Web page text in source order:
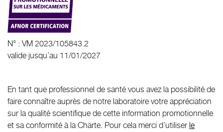
N° : VM 2023/105843.2
valide jusqu’au 11/01/2027
En tant que professionnel de santé vous avez la possibilité de
faire connaître auprès de notre laboratoire votre appréciation
sur la qualité scientifique de cette information promotionnelle
et sa conformité à la Charte. Pour cela merci d’utiliser le